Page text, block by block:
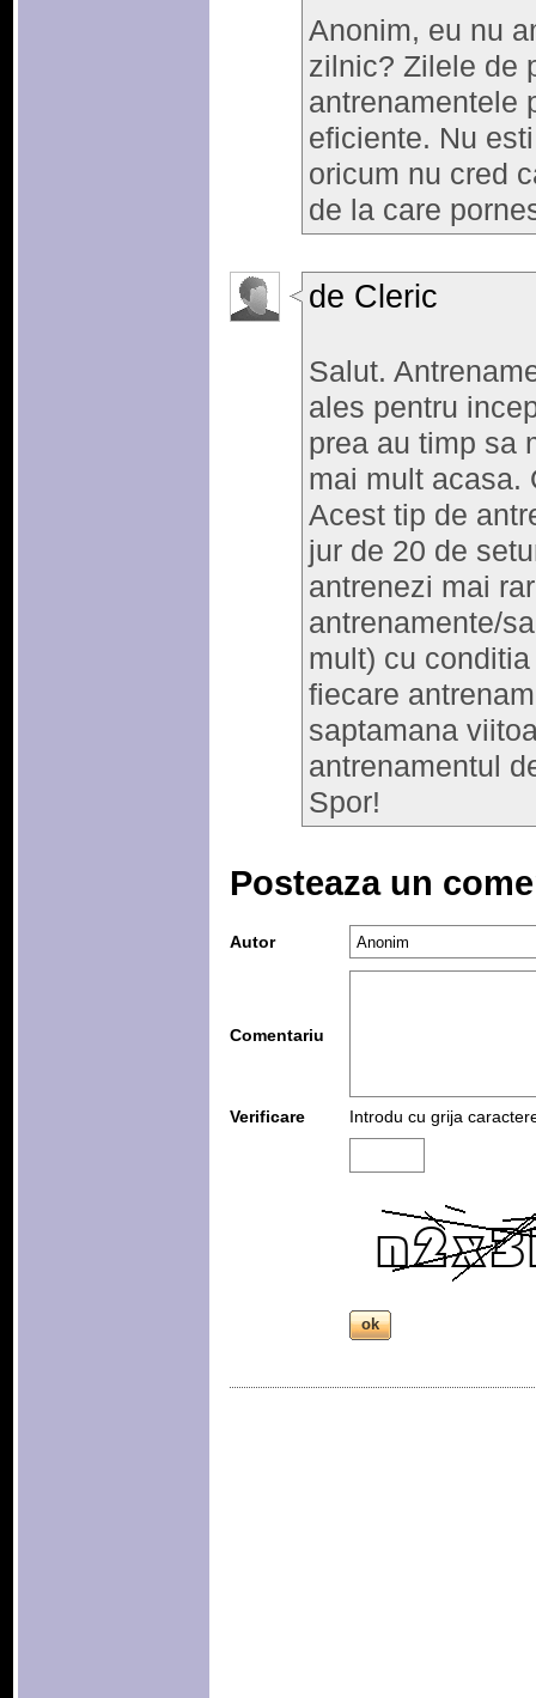
Anonim, eu nu
zilnic? Zilele de
antrenamentele
eficiente. Nu
oricum nu cred
de la care
de Cleric
Salut.
ales pentru
prea au timp sa
mai mult acasa.
Acest tip de
jur de 20 de
antrenezi mai
antrenamente/
mult) cu
fiecare
saptamana
antrenamentul
Spor!
Posteaza un
Autor
Comentariu
Verificare Introdu cu grija